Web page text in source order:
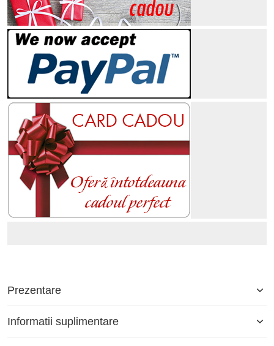
Prezentare
Informatii suplimentare